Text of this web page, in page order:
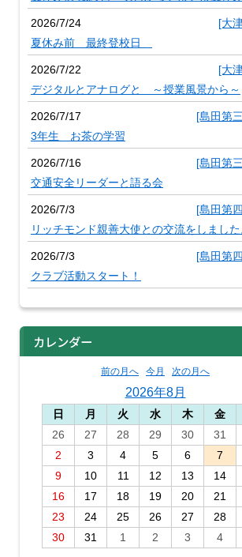
2026/7/24
[大
夏休み前 最終登校日
2026/7/22
[大
デジタルとアナログと ～授業風景から～
2026/7/17
[島田第
3年生 お茶の学習
2026/7/16
[島田第
交通安全リーダーと語る会
2026/7/3
[島田第
リッチモンド親善大使との交流をしました
2026/7/3
[島田第
クラブ活動スタート！
カレンダー
前の月へ 今月 次の月へ
2026年8月
日 月 火 水 木 金
26
27 28 29 30 31
2
3 4 5 6 7
9
10 11 12 13 14
16
17 18 19 20 21
23
24 25 26 27 28
30
31 1 2 3 4